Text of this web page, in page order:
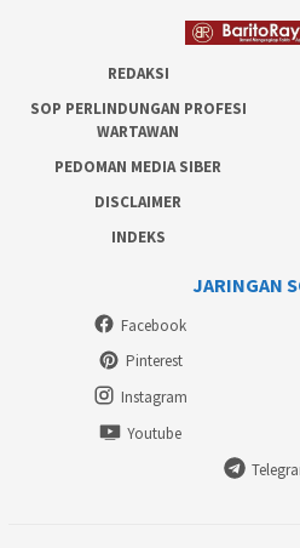
REDAKSI
SOP PERLINDUNGAN PROFESI
WARTAWAN
PEDOMAN MEDIA SIBER
DISCLAIMER
INDEKS
JARINGAN
Facebook
Pinterest
Instagram
Youtube